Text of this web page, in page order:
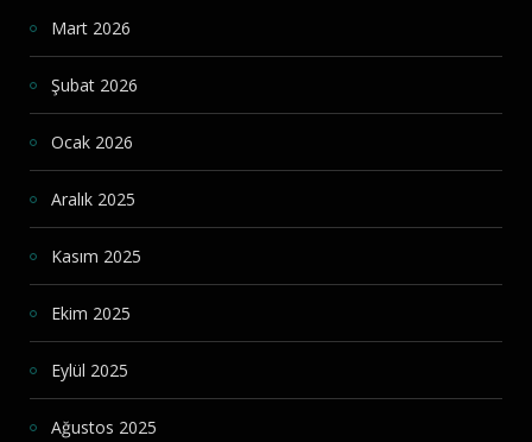
Mart 2026
Şubat 2026
Ocak 2026
Aralık 2025
Kasım 2025
Ekim 2025
Eylül 2025
Ağustos 2025